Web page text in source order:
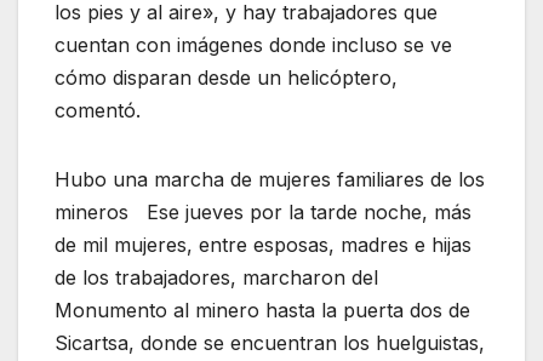
los pies y al aire», y hay trabajadores que
cuentan con imágenes donde incluso se ve
cómo disparan desde un helicóptero,
comentó.
Hubo una marcha de mujeres familiares de los
mineros Ese jueves por la tarde noche, más
de mil mujeres, entre esposas, madres e hijas
de los trabajadores, marcharon del
Monumento al minero hasta la puerta dos de
Sicartsa, donde se encuentran los huelguistas,